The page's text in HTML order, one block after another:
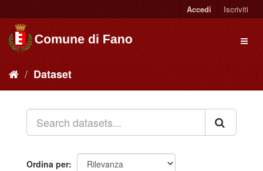
Accedi Iscriviti
Dataset
Ordina per